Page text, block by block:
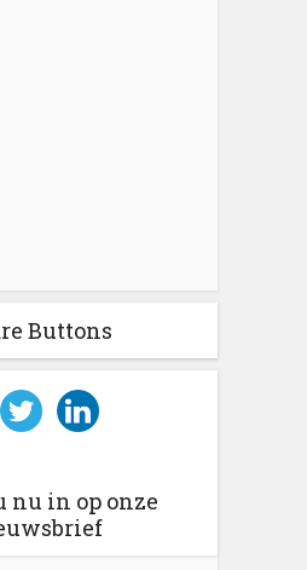
Buttons
nu in op onze